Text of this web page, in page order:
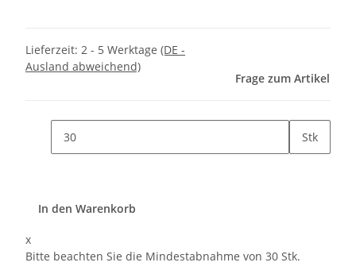
Lieferzeit: 2 - 5 Werktage (DE -
Ausland abweichend)
Frage zum Artikel
Stk
In den Warenkorb
x
Bitte beachten Sie die Mindestabnahme von 30 Stk.